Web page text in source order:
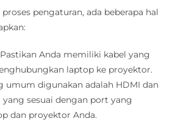
pengaturan, ada beberapa hal
Anda memiliki kabel yang
laptop ke proyektor.
umum digunakan adalah HDMI dan
yang sesuai dengan port yang
dan proyektor Anda.